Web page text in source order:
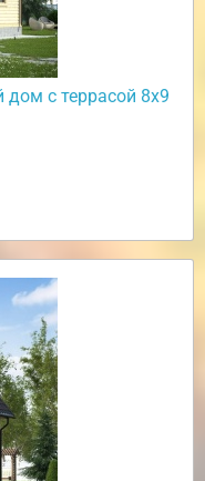
с террасой 8х9